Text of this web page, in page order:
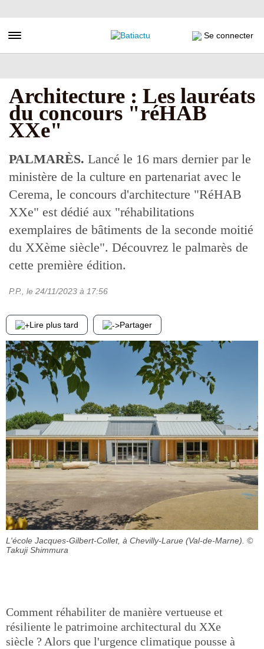
au
principal
Toggle navigation Se connecter
Architecture : Les lauréats
du concours "réHAB
XXe"
PALMARÈS. Lancé le 16 mars dernier par le
ministère de la culture en partenariat avec le
Cerema, le concours d'architecture "RéHAB
XXe" est dédié aux "réhabilitations
exemplaires de bâtiments de la seconde moitié
du XXème siècle". Découvrez le palmarès de
cette première édition.
P.P. , le 24/11/2023 à 17:56
Lire plus tard Partager
L'école Jacques-Gilbert-Collet, à Chevilly-Larue (Val-de-Marne). ©
Takuji Shimmura
Comment réhabiliter de manière vertueuse et
résiliente le patrimoine architectural du XXe
siècle ? Alors que l'urgence climatique pousse à